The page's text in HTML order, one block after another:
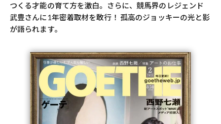
つくる才能の育て方を激白。さらに、競馬界のレジェンド
武豊さんに1年密着取材を敢行！ 孤高のジョッキーの光と影
が語られます。